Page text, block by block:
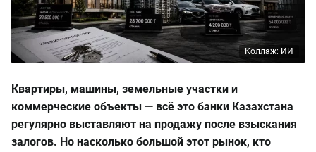
Коллаж: ИИ
Квартиры, машины, земельные участки и
коммерческие объекты — всё это банки Казахстана
регулярно выставляют на продажу после взыскания
залогов. Но насколько большой этот рынок, кто